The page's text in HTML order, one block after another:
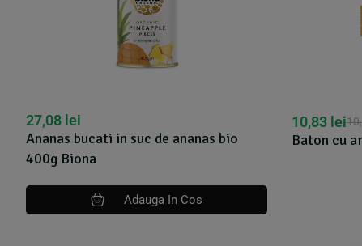
bio Baton cu arahide, bio, 40g, Bio Today